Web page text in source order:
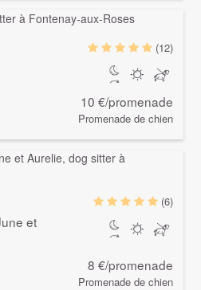
(12)
10 €/promenade
Promenade de chien
et
(6)
8 €/promenade
Promenade de chien